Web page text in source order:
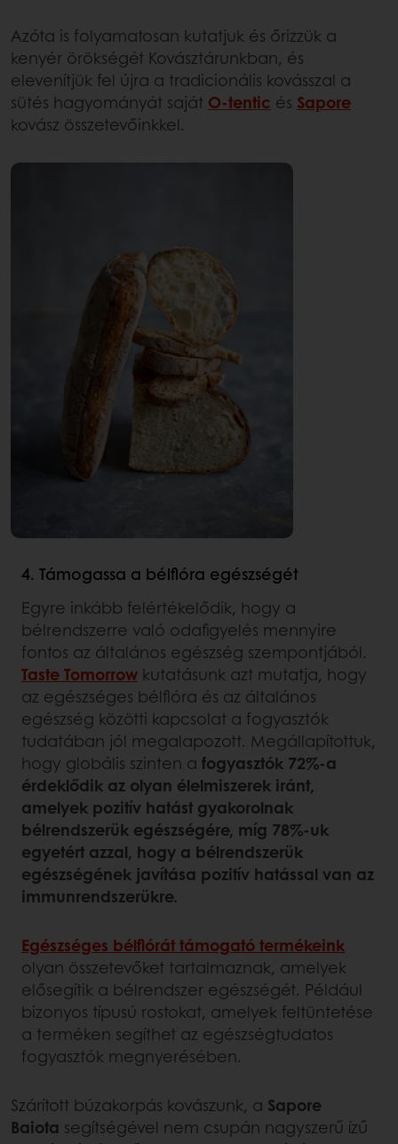
Azóta is folyamatosan kutatjuk és őrizzük a
kenyér örökségét Kovásztárunkban, és
elevenítjük fel újra a tradicionális kovásszal a
sütés hagyományát saját O-tentic és Sapore
kovász összetevőinkkel.
4. Támogassa a bélflóra egészségét
Egyre inkább felértékelődik, hogy a
bélrendszerre való odafigyelés mennyire
fontos az általános egészség szempontjából.
Taste Tomorrow kutatásunk azt mutatja, hogy
az egészséges bélflóra és az általános
egészség közötti kapcsolat a fogyasztók
tudatában jól megalapozott. Megállapítottuk,
hogy globális szinten a fogyasztók 72%-a
érdeklődik az olyan élelmiszerek iránt,
amelyek pozitív hatást gyakorolnak
bélrendszerük egészségére, míg 78%-uk
egyetért azzal, hogy a bélrendszerük
egészségének javítása pozitív hatással van az
immunrendszerükre.
Egészséges bélflórát támogató termékeink
olyan összetevőket tartalmaznak, amelyek
elősegítik a bélrendszer egészségét. Például
bizonyos típusú rostokat, amelyek feltüntetése
a terméken segíthet az egészségtudatos
fogyasztók megnyerésében.
Szárított búzakorpás kovászunk, a Sapore
Baiota segítségével nem csupán nagyszerű ízű